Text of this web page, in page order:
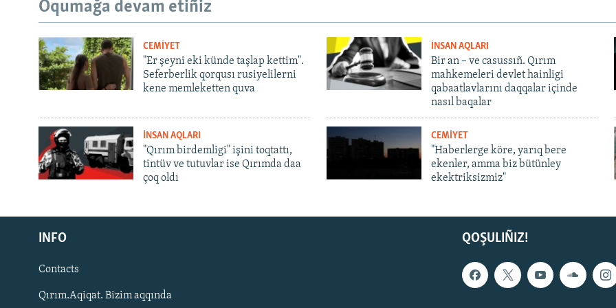
Русский
Українською
QOŞULIÑIZ!
Oqumağa devam etiñiz
CEMİYET
"Er şeyni eki künde taşlap kettim".
Seferberlik qorqusı rusiyelilerni
kene memleketten quva
İNSAN AQLARI
Bir an – ve casussıñ. Qırım
mahkemeleri devlet hainligi
qabaatlavlarını daqqalar içinde
nasıl baqalar
İNSAN AQLARI
"Qırım birdemligi" işini toqtattı,
tintüv ve tutuvlar ise Qırımda daa
çoq oldı
CEMİYET
"Haberlerge köre, yarıq bere
ekenler, amma biz bütünley
ekektriksizmiz"
QOŞULIÑIZ!
INFO
Contacts
Qırım.Aqiqat. Bizim aqqında